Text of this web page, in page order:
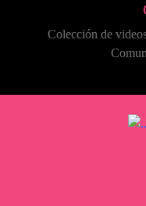
Colección de